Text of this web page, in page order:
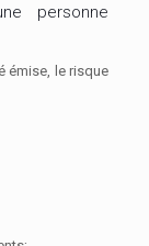
personne
émise, le risque